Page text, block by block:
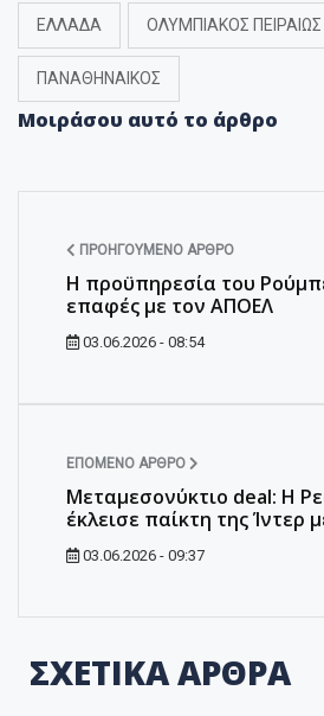
ΕΛΛΑΔΑ ΟΛΥΜΠΙΑΚΟΣ ΠΕΙΡΑΙΩΣ
ΠΑΝΑΘΗΝΑΙΚΟΣ
Μοιράσου αυτό το άρθρο
ΠΡΟΗΓΟΎΜΕΝΟ ΆΡΘΡΟ
Η προϋπηρεσία του
επαφές με τον ΑΠΟΕΛ
03.06.2026 - 08:54
ΕΠΌΜΕΝΟ ΆΡΘΡΟ
Μεταμεσονύκτιο deal: Η
έκλεισε παίκτη της Ίντερ
03.06.2026 - 09:37
ΣΧΕΤΙΚΑ ΑΡΘΡΑ